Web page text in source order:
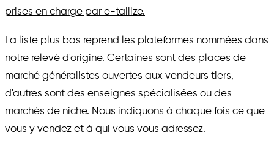
prises en charge par e-tailize.
La liste plus bas reprend les plateformes nommées dans
notre relevé d'origine. Certaines sont des places de
marché généralistes ouvertes aux vendeurs tiers,
d'autres sont des enseignes spécialisées ou des
marchés de niche. Nous indiquons à chaque fois ce que
vous y vendez et à qui vous vous adressez.